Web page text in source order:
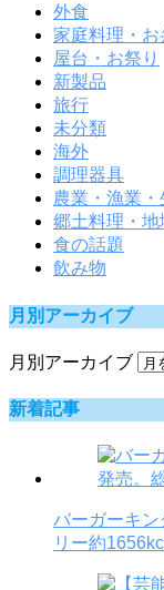
外食
家庭料理・お
屋台・お祭り
新製品
旅行
未分類
海外
調理器具
農業・漁業・
郷土料理・地
食の話題
飲み物
月別アーカイブ
月別アーカイブ
新着記事
バーガーキ
リー約